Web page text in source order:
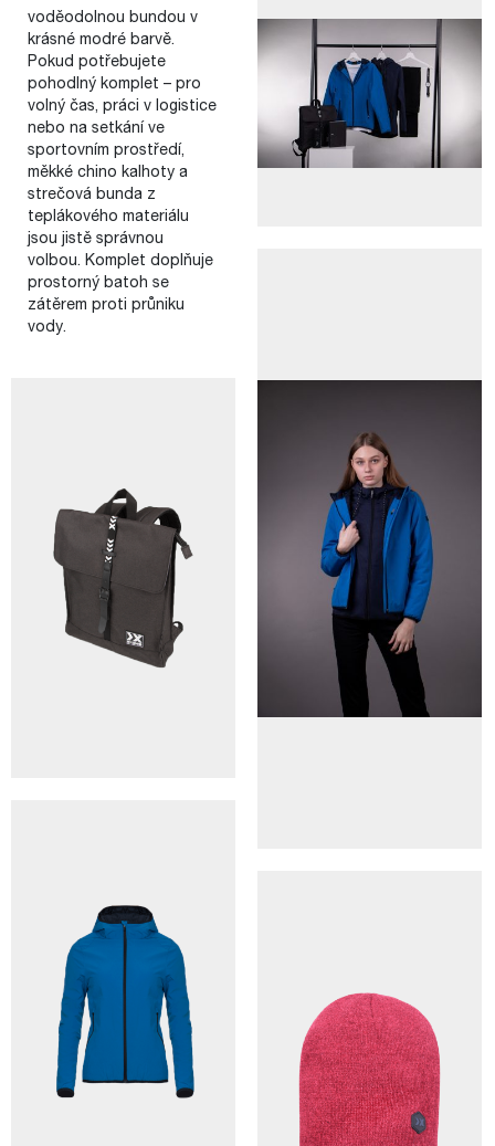
voděodolnou bundou v
krásné modré barvě.
Pokud potřebujete
pohodlný komplet – pro
volný čas, práci v logistice
nebo na setkání ve
sportovním prostředí,
měkké chino kalhoty a
strečová bunda z
teplákového materiálu
jsou jistě správnou
volbou. Komplet doplňuje
prostorný batoh se
zátěrem proti průniku
vody.